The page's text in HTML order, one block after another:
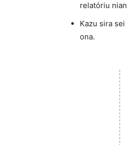
relatóriu
Kazu sira
ona.